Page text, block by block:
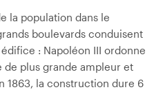
la population dans le
boulevards conduisent
: Napoléon III ordonne
de plus grande ampleur et
1863, la construction dure 6